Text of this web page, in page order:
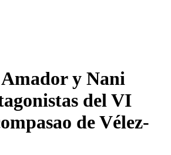
y Nani
del VI
de Vélez-